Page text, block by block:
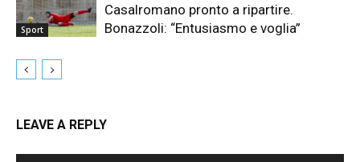
Sport
Casalromano pronto a ripartire.
Bonazzoli: “Entusiasmo e voglia”
LEAVE A REPLY